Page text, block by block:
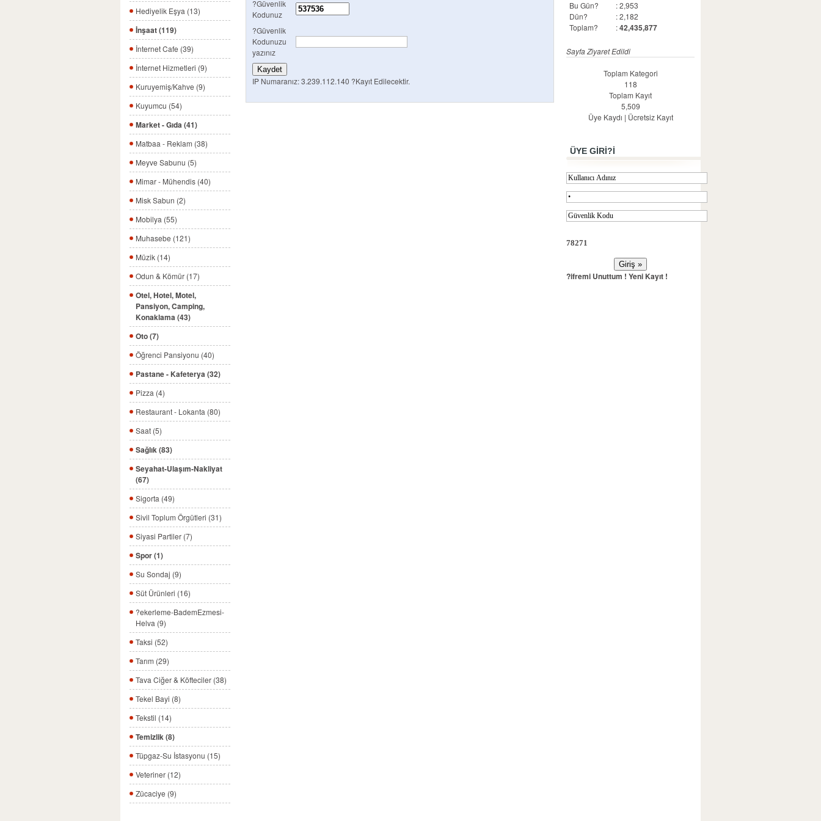
Hediyelik Eşya (13)
İnşaat (119)
İnternet Cafe (39)
İnternet Hizmetleri (9)
Kuruyemiş/Kahve (9)
Kuyumcu (54)
Market - Gıda (41)
Matbaa - Reklam (38)
Meyve Sabunu (5)
Mimar - Mühendis (40)
Misk Sabun (2)
Mobilya (55)
Muhasebe (121)
Müzik (14)
Odun & Kömür (17)
Otel, Hotel, Motel,
Pansiyon, Camping,
Konaklama (43)
Oto (7)
Öğrenci Pansiyonu (40)
Pastane - Kafeterya (32)
Pizza (4)
Restaurant - Lokanta (80)
Saat (5)
Sağlık (83)
Seyahat-Ulaşım-Nakliyat
(67)
Sigorta (49)
Sivil Toplum Örgütleri (31)
Siyasi Partiler (7)
Spor (1)
Su Sondaj (9)
Süt Ürünleri (16)
?ekerleme-BademEzmesi-
Helva (9)
Taksi (52)
Tarım (29)
Tava Ciğer & Köfteciler (38)
Tekel Bayi (8)
Tekstil (14)
Temizlik (8)
Tüpgaz-Su İstasyonu (15)
Veteriner (12)
Zücaciye (9)
?Güvenlik
Kodunuz
?Güvenlik
Kodunuzu
yazınız
IP Numaranız: 3.239.112.140 ?Kayıt Edilecektir.
Bu Gün?
Dün?
Toplam?
: 2,953
: 2,182
:42,435,877
Sayfa Ziyaret Edildi
Toplam Kategori
118
Toplam Kayıt
5,509
Üye Kaydı | Ücretsiz Kayıt
ÜYE GİRİ?İ
78271
?ifremi Unuttum ! Yeni Kayıt !